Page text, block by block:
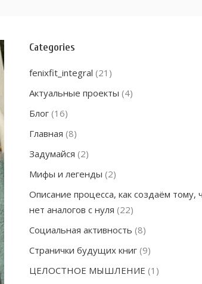
Categories
fenixfit_integral (21)
Актуальные проекты (4)
Блог (16)
Главная (8)
Задумайся (2)
Мифы и легенды (2)
Описание процесса, как создаём тому,
нет аналогов с нуля (22)
Социальная активность (8)
Странички будущих книг (9)
ЦЕЛОСТНОЕ МЫШЛЕНИЕ (1)